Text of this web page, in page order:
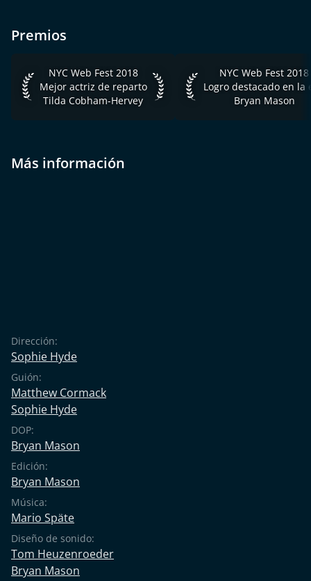
Premios
NYC Web Fest 2018 Mejor actriz de reparto Tilda Cobham-
NYC Web Fest 2018
Mejor actriz de reparto
Tilda Cobham-Hervey
NYC Web Fest 2018
NYC Web Fest 2018
Bryan Mason
Más información
Dirección:
Sophie Hyde
Guión:
Matthew Cormack
Sophie Hyde
DOP:
Bryan Mason
Edición:
Bryan Mason
Música:
Mario Späte
Diseño de sonido:
Tom Heuzenroeder
Bryan Mason